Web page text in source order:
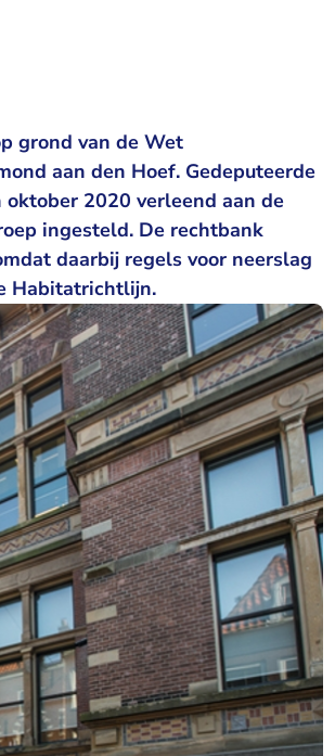
grond van de Wet
aan den Hoef. Gedeputeerde
2020 verleend aan de
ingesteld. De rechtbank
daarbij regels voor neerslag
Habitatrichtlijn.